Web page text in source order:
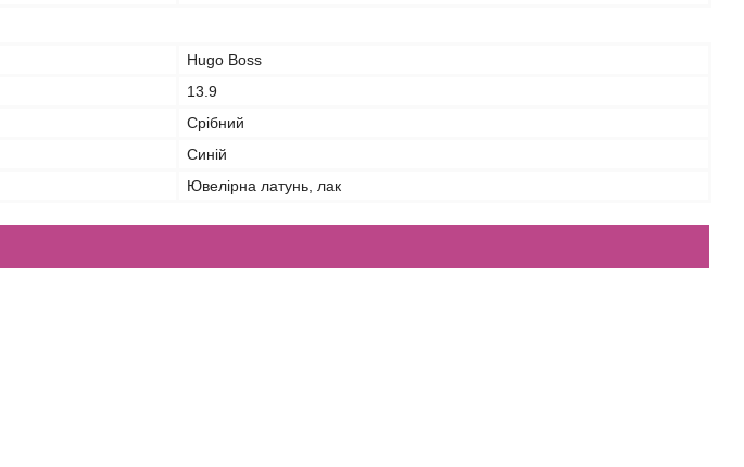
Hugo Boss
13.9
Срібний
Синій
Ювелірна латунь, лак